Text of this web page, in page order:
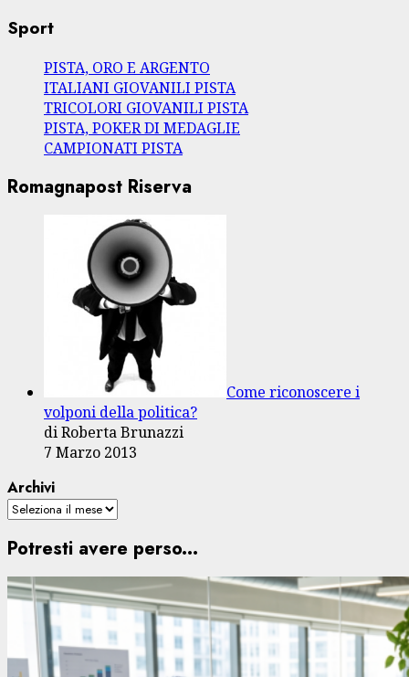
Sport
PISTA, ORO E ARGENTO
ITALIANI GIOVANILI PISTA
TRICOLORI GIOVANILI PISTA
PISTA, POKER DI MEDAGLIE
CAMPIONATI PISTA
Romagnapost Riserva
Come riconoscere i
volponi della politica?
di Roberta Brunazzi
7 Marzo 2013
Archivi
Potresti avere perso...